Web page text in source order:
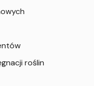
roślin